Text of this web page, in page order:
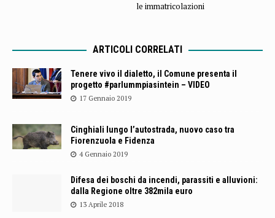
le immatricolazioni
ARTICOLI CORRELATI
Tenere vivo il dialetto, il Comune presenta il
progetto #parlummpiasintein – VIDEO
17 Gennaio 2019
Cinghiali lungo l’autostrada, nuovo caso tra
Fiorenzuola e Fidenza
4 Gennaio 2019
Difesa dei boschi da incendi, parassiti e alluvioni:
dalla Regione oltre 382mila euro
13 Aprile 2018